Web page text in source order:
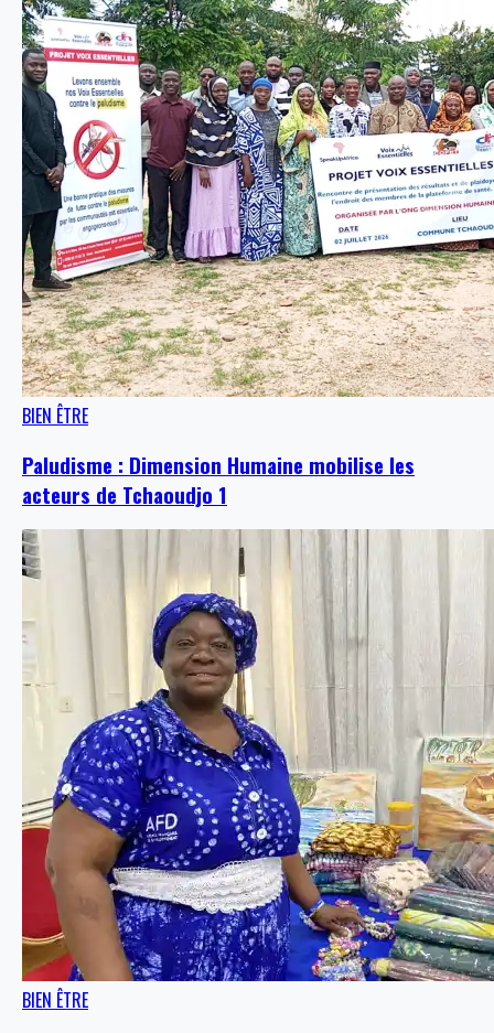
BIEN ÊTRE
Paludisme : Dimension Humaine mobilise les
acteurs de Tchaoudjo 1
BIEN ÊTRE